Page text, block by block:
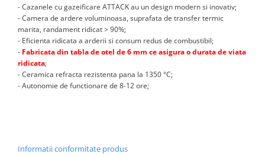
PLACA NUTURI/TACKER
Grupuri de pompare si amestec
Distribuitoare
Cutii distribuitor
Automatizare
Banda perimetrala
Pompe de caldura
- Cazanele cu gazeificare ATTACK au un design modern si inovativ;
- Camera de ardere voluminoasa, suprafata de transfer termic
marita, randament ridicat > 90%;
- Eficienta ridicata a arderii si consum redus de combustibil;
- Fabricata din tabla de otel de 6 mm ce asigura o durata de viata
ridicata;
- Ceramica refracta rezistenta pana la 1350 °C;
- Autonomie de functionare de 8-12 ore;
Informatii conformitate produs